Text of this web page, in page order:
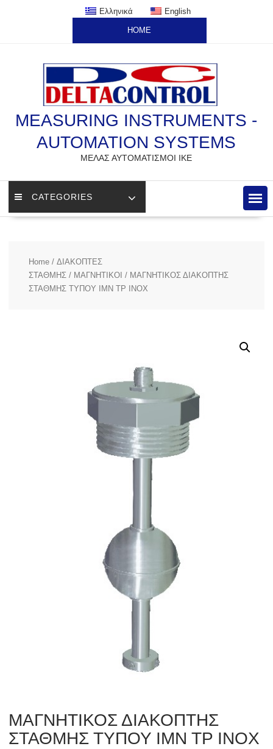
Ελληνικά English
HOME
MEASURING INSTRUMENTS -
AUTOMATION SYSTEMS
ΜΕΛΑΣ ΑΥΤΟΜΑΤΙΣΜΟΙ ΙΚΕ
CATEGORIES
Home/ ΔΙΑΚΟΠΤΕΣ
ΣΤΑΘΜΗΣ/ ΜΑΓΝΗΤΙΚΟΙ / ΜΑΓΝΗΤΙΚΟΣ ΔΙΑΚΟΠΤΗΣ
ΣΤΑΘΜΗΣ ΤΥΠΟΥ IMN TP INOX
ΜΑΓΝΗΤΙΚΟΣ ΔΙΑΚΟΠΤΗΣ
ΣΤΑΘΜΗΣ ΤΥΠΟΥ IMN TP INOX